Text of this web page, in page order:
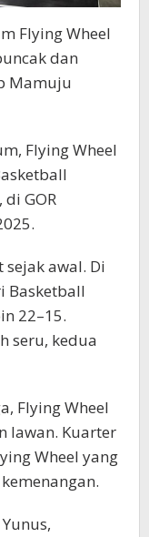
Flying Wheel
dan
Mamuju
Flying Wheel
GOR
awal. Di
Basketball
22–15.
seru, kedua
Flying Wheel
lawan. Kuarter
Wheel yang